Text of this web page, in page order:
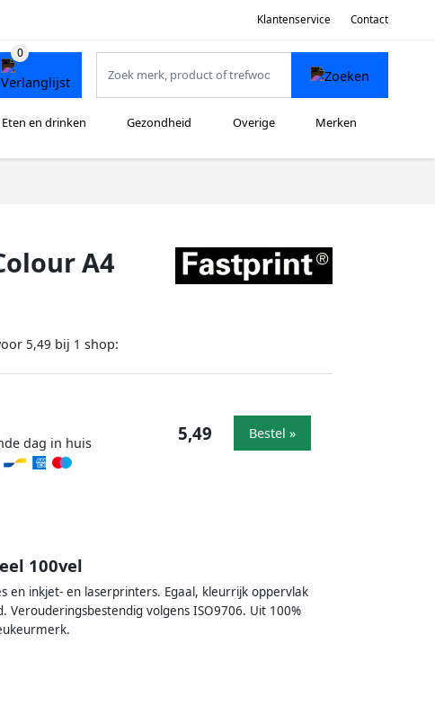
Klantenservice Contact
Eten en drinken Gezondheid Overige Merken
A4
5,49 bij 1 shop:
dag in huis
5,49 Bestel »
100vel
en inkjet- en laserprinters. Egaal, kleurrijk oppervlak
volgens ISO9706. Uit 100%